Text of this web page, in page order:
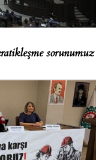
sorunumuz